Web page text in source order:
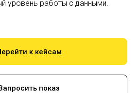
уровень работы с данными.
к кейсам
показ